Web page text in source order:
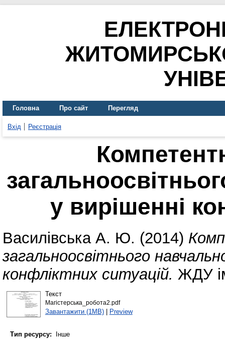
Головна Про сайт Перегляд
Вхід Реєстрація
у вирішенні
Василівська А. Ю. (2014)
загальноосвітнього
конфліктних ситуацій. ЖДУ
Текст
Магістерська_робота2.pdf
Завантажити (1MB)| Preview
Тип ресурсу:
Інше